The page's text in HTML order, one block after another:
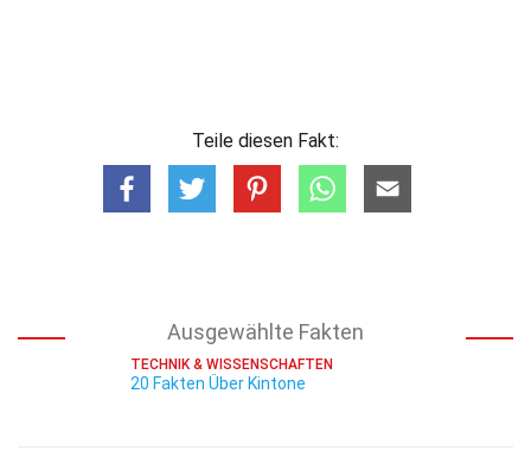
Teile diesen Fakt:
Ausgewählte Fakten
TECHNIK & WISSENSCHAFTEN
20 Fakten Über Kintone